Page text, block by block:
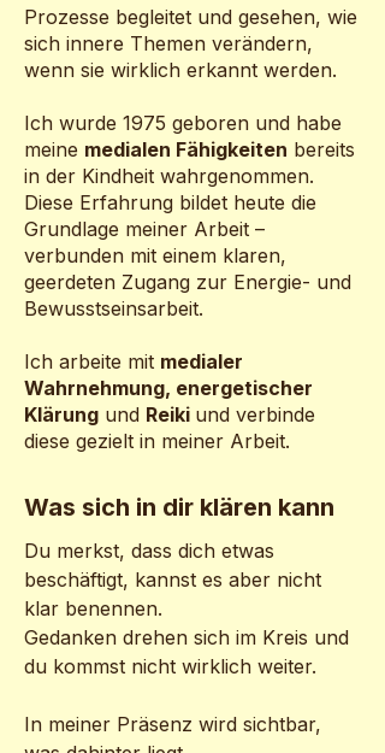
Prozesse begleitet und gesehen, wie
sich innere Themen verändern,
wenn sie wirklich erkannt werden.
Ich wurde 1975 geboren und habe
meine medialen Fähigkeiten bereits
in der Kindheit wahrgenommen.
Diese Erfahrung bildet heute die
Grundlage meiner Arbeit –
verbunden mit einem klaren,
geerdeten Zugang zur Energie- und
Bewusstseinsarbeit.
Ich arbeite mit medialer
Wahrnehmung, energetischer
Klärung und Reiki und verbinde
diese gezielt in meiner Arbeit.
Was sich in dir klären kann
Du merkst, dass dich etwas
beschäftigt, kannst es aber nicht
klar benennen.
Gedanken drehen sich im Kreis und
du kommst nicht wirklich weiter.
In meiner Präsenz wird sichtbar,